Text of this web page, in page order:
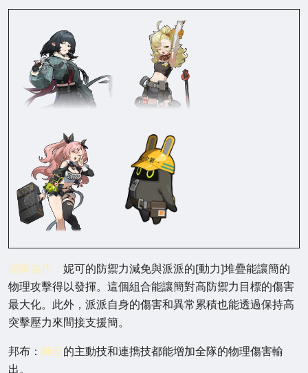
團隊協作： 妮可的防禦力減免與派派的[動力]堆疊能讓簡的
物理攻擊得以發揮。這個組合能讓簡對高防禦力目標的傷害
最大化。此外，派派自身的傷害和異常累積也能透過保持高
突擊壓力來間接支援簡。
邦布： 阿全的主動技和連擕技都能增加全隊的物理傷害輸